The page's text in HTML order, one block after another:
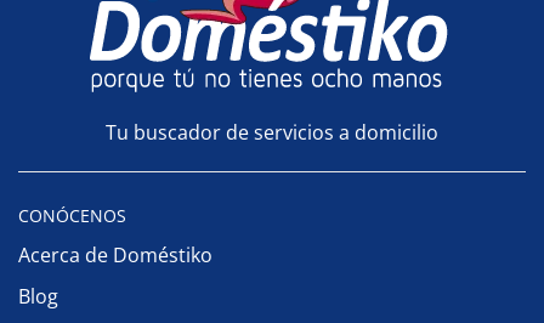
Tu buscador de servicios a domicilio
CONÓCENOS
Acerca de Doméstiko
Blog